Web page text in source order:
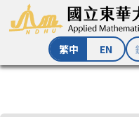
主
繁中 EN